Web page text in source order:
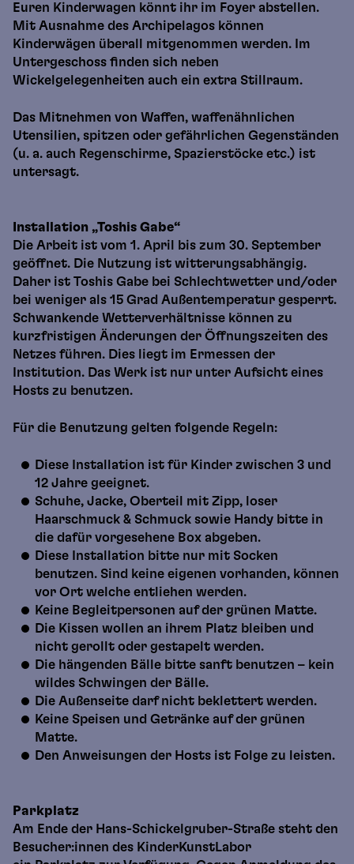
Euren Kinderwagen könnt ihr im Foyer abstellen.
Mit Ausnahme des Archipelagos können
Kinderwägen überall mitgenommen werden. Im
Untergeschoss finden sich neben
Wickelgelegenheiten auch ein extra Stillraum.
Das Mitnehmen von Waffen, waffenähnlichen
Utensilien, spitzen oder gefährlichen Gegenständen
(u. a. auch Regenschirme, Spazierstöcke etc.) ist
untersagt.
Installation „Toshis Gabe“
Die Arbeit ist vom 1. April bis zum 30. September
geöffnet. Die Nutzung ist witterungsabhängig.
Daher ist Toshis Gabe bei Schlechtwetter und/oder
bei weniger als 15 Grad Außentemperatur gesperrt.
Schwankende Wetterverhältnisse können zu
kurzfristigen Änderungen der Öffnungszeiten des
Netzes führen. Dies liegt im Ermessen der
Institution. Das Werk ist nur unter Aufsicht eines
Hosts zu benutzen.
Für die Benutzung gelten folgende Regeln:
Diese Installation ist für Kinder zwischen 3 und
12 Jahre geeignet.
Schuhe, Jacke, Oberteil mit Zipp, loser
Haarschmuck & Schmuck sowie Handy bitte in
die dafür vorgesehene Box abgeben.
Diese Installation bitte nur mit Socken
benutzen. Sind keine eigenen vorhanden, können
vor Ort welche entliehen werden.
Keine Begleitpersonen auf der grünen Matte.
Die Kissen wollen an ihrem Platz bleiben und
nicht gerollt oder gestapelt werden.
Die hängenden Bälle bitte sanft benutzen – kein
wildes Schwingen der Bälle.
Die Außenseite darf nicht beklettert werden.
Keine Speisen und Getränke auf der grünen
Matte.
Den Anweisungen der Hosts ist Folge zu leisten.
Parkplatz
Am Ende der Hans-Schickelgruber-Straße steht den
Besucher:innen des KinderKunstLabor